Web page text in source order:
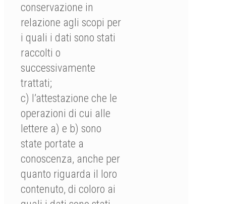
conservazione in
relazione agli scopi per
i quali i dati sono stati
raccolti o
successivamente
trattati;
c) l’attestazione che le
operazioni di cui alle
lettere a) e b) sono
state portate a
conoscenza, anche per
quanto riguarda il loro
contenuto, di coloro ai